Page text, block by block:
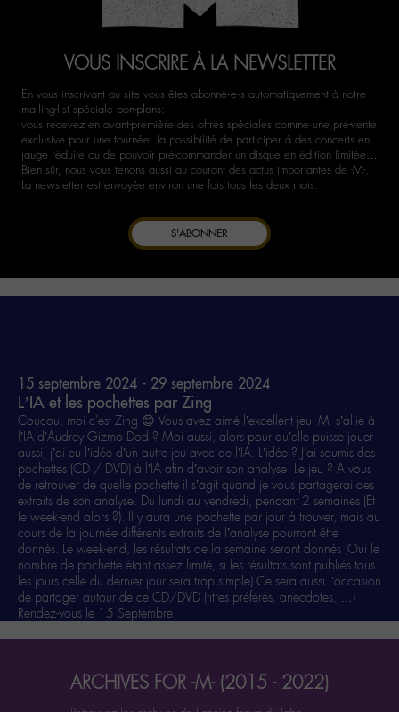
VOUS INSCRIRE À LA NEWSLETTER
En vous inscrivant au site vous êtes abonné‧e‧s automatiquement à notre
mailing-list spéciale bon-plans:
vous recevez en avant-première des offres spéciales comme une pré-vente
exclusive pour une tournée, la possibilité de participer à des concerts en
jauge réduite ou de pouvoir pré-commander un disque en édition limitée…
Bien sûr, nous vous tenons aussi au courant des actus importantes de -M-.
La newsletter est envoyée environ une fois tous les deux mois.
S'ABONNER
15 septembre 2024 - 29 septembre 2024
L’IA et les pochettes par Zing
Coucou, moi c'est Zing 😊 Vous avez aimé l’excellent jeu -M- s’allie à
l’IA d’Audrey Gizmo Dod ? Moi aussi, alors pour qu’elle puisse jouer
aussi, j’ai eu l’idée d’un autre jeu avec de l’IA. L’idée ? J’ai soumis des
pochettes (CD / DVD) à l’IA afin d’avoir son analyse. Le jeu ? A vous
de retrouver de quelle pochette il s’agit quand je vous partagerai des
extraits de son analyse. Du lundi au vendredi, pendant 2 semaines (Et
le week-end alors ?). Il y aura une pochette par jour à trouver, mais au
cours de la journée différents extraits de l’analyse pourront être
donnés. Le week-end, les résultats de la semaine seront donnés (Oui le
nombre de pochette étant assez limité, si les résultats sont publiés tous
les jours celle du dernier jour sera trop simple) Ce sera aussi l’occasion
de partager autour de ce CD/DVD (titres préférés, anecdotes, …)
Rendez-vous le 15 Septembre.
ARCHIVES FOR -M- (2015 - 2022)